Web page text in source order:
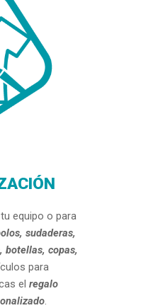
equipo o para
sudaderas,
botellas, copas,
para
elregalo
.